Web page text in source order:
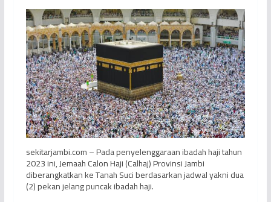
sekitarjambi.com – Pada penyelenggaraan ibadah haji tahun
2023 ini, Jemaah Calon Haji (Calhaj) Provinsi Jambi
diberangkatkan ke Tanah Suci berdasarkan jadwal yakni dua
(2) pekan jelang puncak ibadah haji.